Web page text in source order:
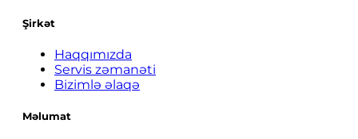
Şirkət
Haqqımızda
Servis zəmanəti
Bizimlə əlaqə
Məlumat